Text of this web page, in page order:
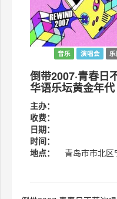
音乐 演唱会 乐
倒带2007·青春
华语乐坛黄金年代
主办：
收费：
日期：
时间：
地点：
青岛市市北